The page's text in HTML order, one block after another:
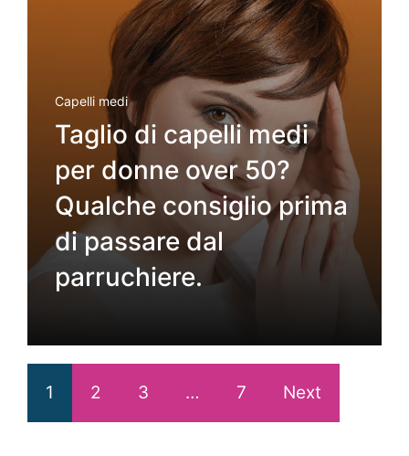
Capelli medi
Taglio di capelli medi
per donne over 50?
Qualche consiglio prima
di passare dal
parruchiere.
1 2 3 … 7 Next